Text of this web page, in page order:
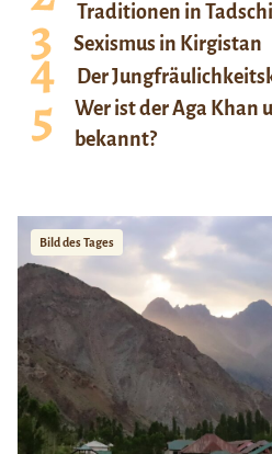
Traditionen in
Sexismus in Kirgistan
Der
Wer ist der Aga Khan
bekannt?
Bild des Tages